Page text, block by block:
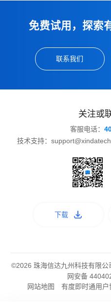
免费试用，探索
联系我们
关注或
客服电话：
技术支持：
下载
©2026 珠海信达九州科技有限公
网安备
网站地图
有度即时通用户